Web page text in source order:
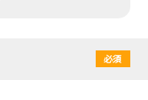
必須